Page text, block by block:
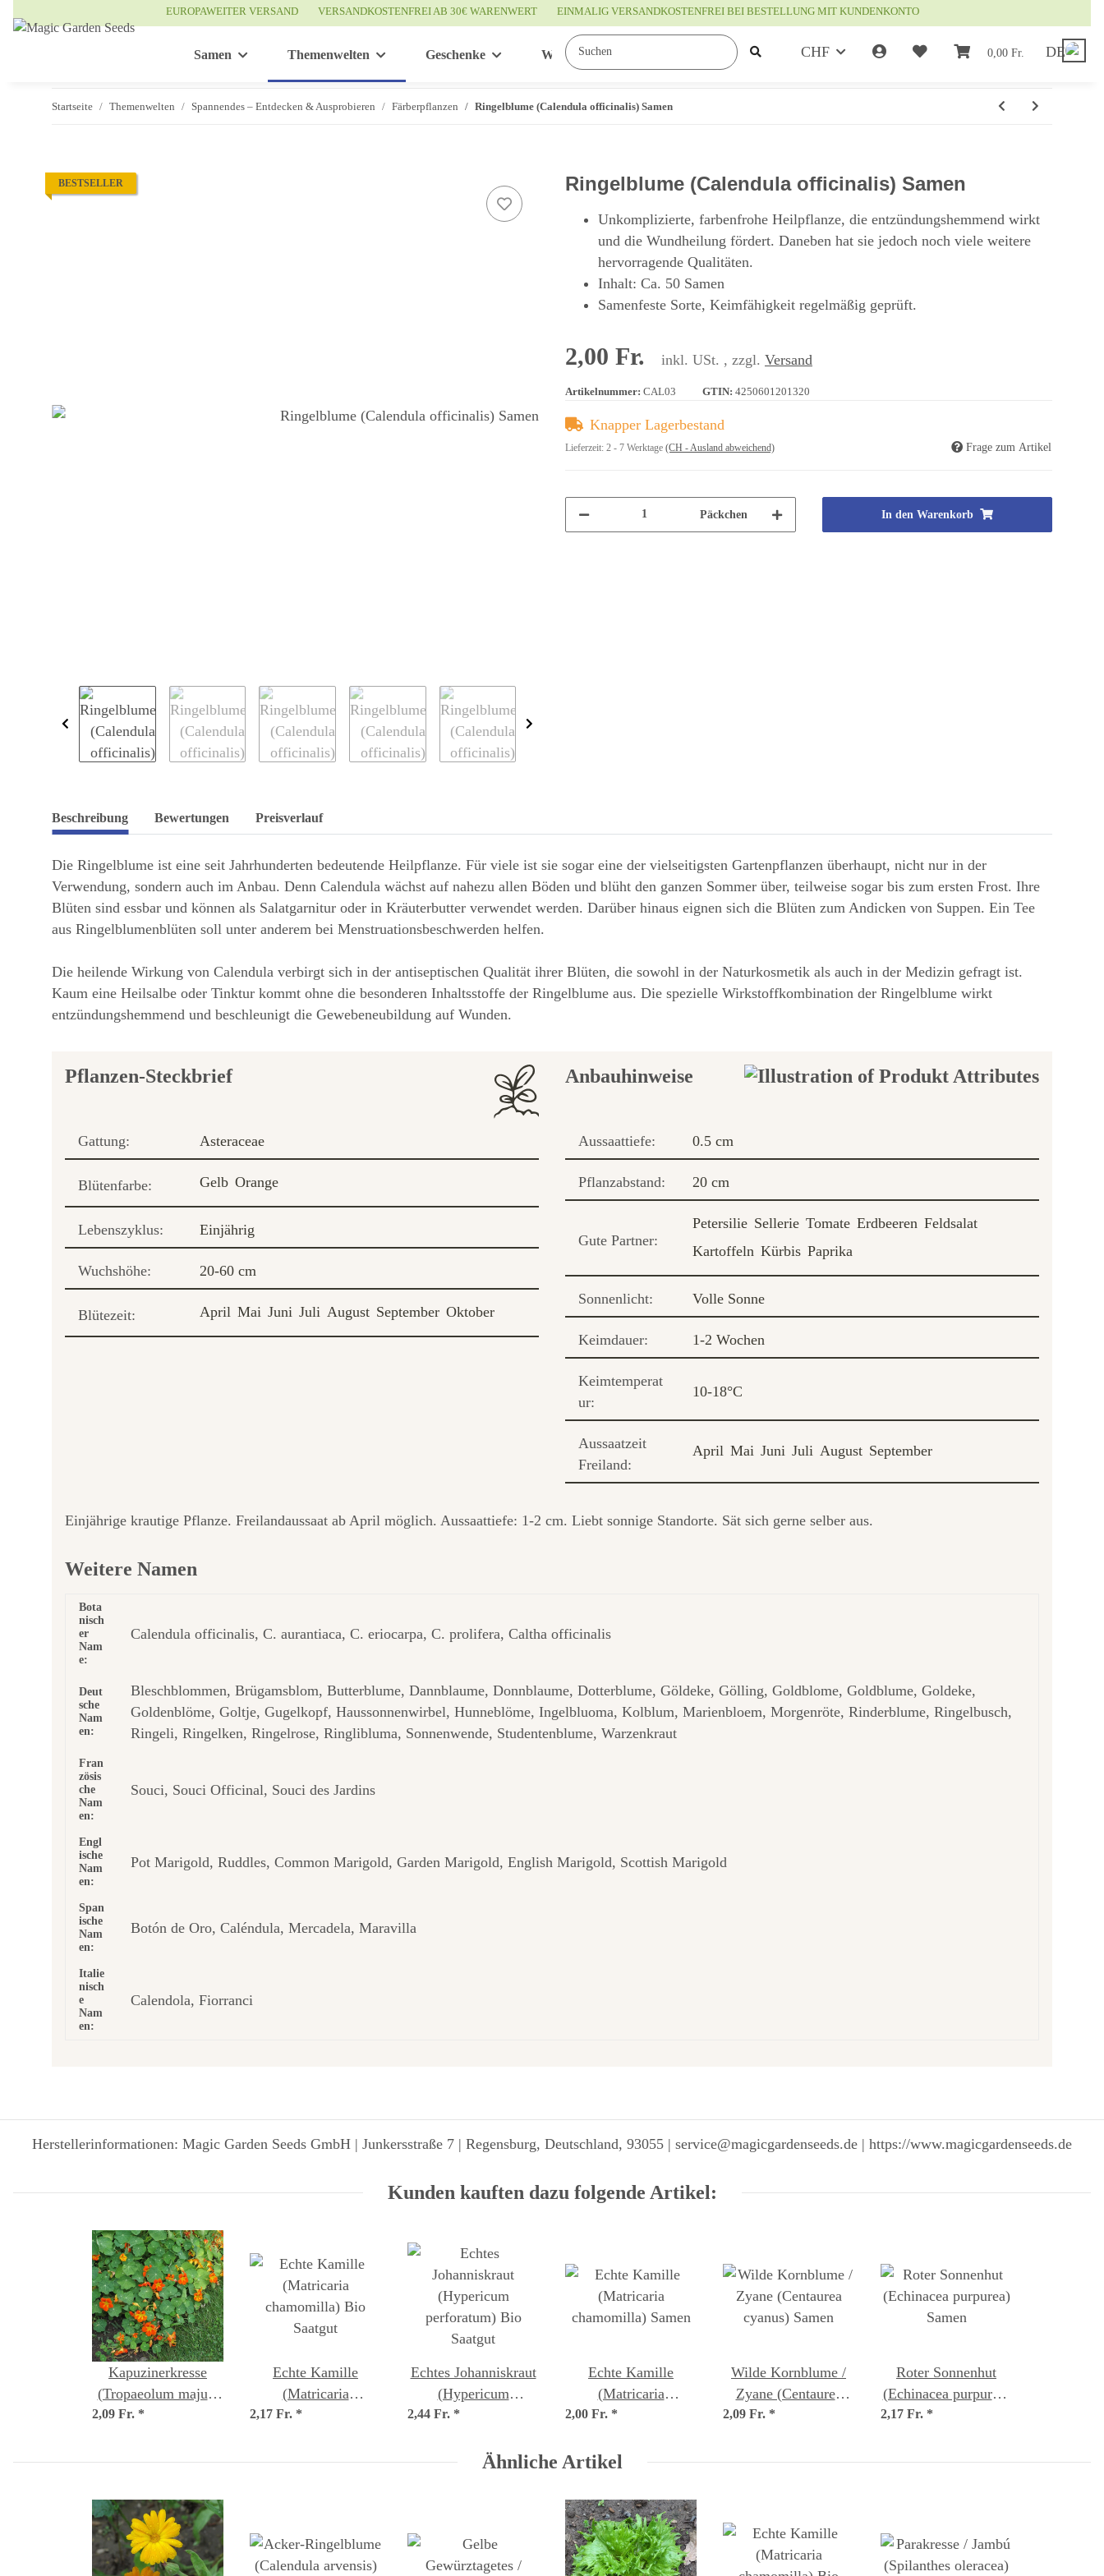
EUROPAWEITER VERSAND VERSANDKOSTENFREI AB 30€ WARENWERT EINMALIG VERSANDKOSTENFREI BEI BESTELLUNG MIT KUNDENKONTO
CHF 0,00 Fr. DE
Samen Themenwelten Geschenke Wissenswertes
Startseite Themenwelten Spannendes – Entdecken & Ausprobieren Färberpflanzen Ringelblume (Calendula officinalis) Samen
BESTSELLER Ringelblume (Calendula officinalis) Samen
Unkomplizierte, farbenfrohe Heilpflanze, die entzündungshemmend wirkt
und die Wundheilung fördert. Daneben hat sie jedoch noch viele weitere
hervorragende Qualitäten.
Inhalt: Ca. 50 Samen
Samenfeste Sorte, Keimfähigkeit regelmäßig geprüft.
2,00 Fr. inkl. USt. , zzgl. Versand
Artikelnummer: CAL03 GTIN: 4250601201320
Knapper Lagerbestand
Lieferzeit: 2 - 7 Werktage (CH - Ausland abweichend) Frage zum Artikel
Päckchen In den Warenkorb
Beschreibung Bewertungen Preisverlauf
Die Ringelblume ist eine seit Jahrhunderten bedeutende Heilpflanze. Für viele ist sie sogar eine der vielseitigsten Gartenpflanzen überhaupt, nicht nur in der
Verwendung, sondern auch im Anbau. Denn Calendula wächst auf nahezu allen Böden und blüht den ganzen Sommer über, teilweise sogar bis zum ersten Frost. Ihre
Blüten sind essbar und können als Salatgarnitur oder in Kräuterbutter verwendet werden. Darüber hinaus eignen sich die Blüten zum Andicken von Suppen. Ein Tee
aus Ringelblumenblüten soll unter anderem bei Menstruationsbeschwerden helfen.
Die heilende Wirkung von Calendula verbirgt sich in der antiseptischen Qualität ihrer Blüten, die sowohl in der Naturkosmetik als auch in der Medizin gefragt ist.
Kaum eine Heilsalbe oder Tinktur kommt ohne die besonderen Inhaltsstoffe der Ringelblume aus. Die spezielle Wirkstoffkombination der Ringelblume wirkt
entzündungshemmend und beschleunigt die Gewebeneubildung auf Wunden.
Pflanzen-Steckbrief
Gattung: Asteraceae
Blütenfarbe: Gelb Orange
Lebenszyklus: Einjährig
Wuchshöhe: 20-60 cm
Blütezeit: April Mai Juni Juli August September Oktober
Anbauhinweise
Aussaattiefe: 0.5 cm
Pflanzabstand: 20 cm
Gute Partner:
Petersilie Sellerie Tomate Erdbeeren Feldsalat
Kartoffeln Kürbis Paprika
Sonnenlicht: Volle Sonne
Keimdauer: 1-2 Wochen
Keimtemperat
ur:
10-18°C
Aussaatzeit
Freiland:
April Mai Juni Juli August September
Einjährige krautige Pflanze. Freilandaussaat ab April möglich. Aussaattiefe: 1-2 cm. Liebt sonnige Standorte. Sät sich gerne selber aus.
Weitere Namen
Bota
nisch
er
Nam
e:
Calendula officinalis, C. aurantiaca, C. eriocarpa, C. prolifera, Caltha officinalis
Deut
sche
Nam
en:
Bleschblommen, Brügamsblom, Butterblume, Dannblaume, Donnblaume, Dotterblume, Göldeke, Gölling, Goldblome, Goldblume, Goldeke,
Goldenblöme, Goltje, Gugelkopf, Haussonnenwirbel, Hunneblöme, Ingelbluoma, Kolblum, Marienbloem, Morgenröte, Rinderblume, Ringelbusch,
Ringeli, Ringelken, Ringelrose, Ringlibluma, Sonnenwende, Studentenblume, Warzenkraut
Fran
zösis
che
Nam
en:
Souci, Souci Officinal, Souci des Jardins
Engl
ische
Nam
en:
Pot Marigold, Ruddles, Common Marigold, Garden Marigold, English Marigold, Scottish Marigold
Span
ische
Nam
en:
Botón de Oro, Caléndula, Mercadela, Maravilla
Italie
nisch
e
Nam
en:
Calendola, Fiorranci
Herstellerinformationen: Magic Garden Seeds GmbH | Junkersstraße 7 | Regensburg, Deutschland, 93055 | service@magicgardenseeds.de | https://www.magicgardenseeds.de
Kunden kauften dazu folgende Artikel:
Kapuzinerkresse
(Tropaeolum majus)
Samen
2,09 Fr. *
Echte Kamille
(Matricaria
chamomilla) Bio
2,17 Fr. *
Echtes Johanniskraut
(Hypericum
perforatum) Bio
2,44 Fr. *
Echte Kamille
(Matricaria
chamomilla) Samen
2,00 Fr. *
Wilde Kornblume /
Zyane (Centaurea
cyanus) Samen
2,09 Fr. *
Roter Sonnenhut
(Echinacea purpurea)
Samen
2,17 Fr. *
Ähnliche Artikel